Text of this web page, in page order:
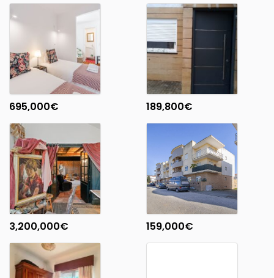
695,000€ 189,800€
3,200,000€ 159,000€